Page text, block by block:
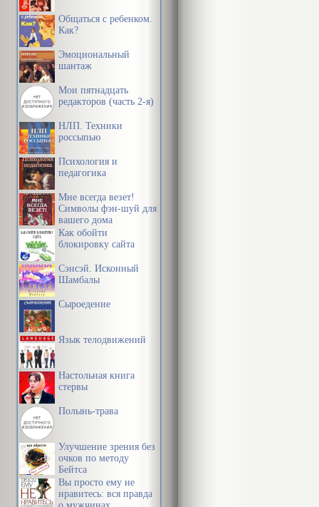
Общаться с ребенком.
Как?
Эмоциональный
шантаж
Мои пятнадцать
редакторов (часть 2-я)
НЛП. Техники
россыпью
Психология и
педагогика
Мне всегда везет!
Символы фэн-шуй для
вашего дома
Как обойти
блокировку сайта
Сэнсэй. Исконный
Шамбалы
Сыроедение
Язык телодвижений
Настольная книга
стервы
Полынь-трава
Улучшение зрения без
очков по методу
Бейтса
Вы просто ему не
нравитесь: вся правда